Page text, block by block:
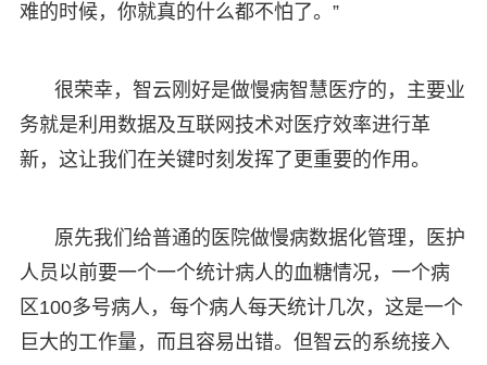
难的时候，你就真的什么都不怕了。”
很荣幸，智云刚好是做慢病智慧医疗的，主要业
务就是利用数据及互联网技术对医疗效率进行革
新，这让我们在关键时刻发挥了更重要的作用。
原先我们给普通的医院做慢病数据化管理，医护
人员以前要一个一个统计病人的血糖情况，一个病
区100多号病人，每个病人每天统计几次，这是一个
巨大的工作量，而且容易出错。但智云的系统接入